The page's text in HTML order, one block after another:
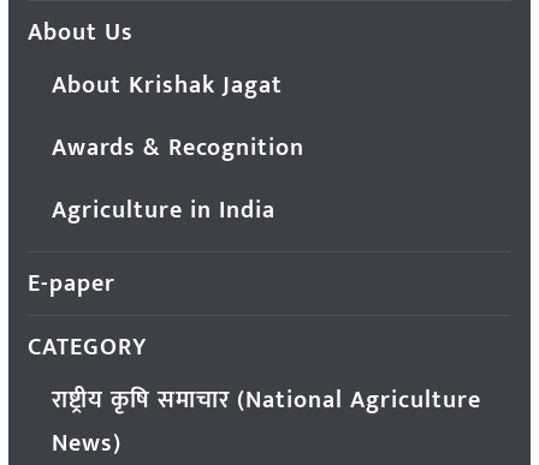
About Us
About Krishak Jagat
Awards & Recognition
Agriculture in India
E-paper
CATEGORY
राष्ट्रीय कृषि समाचार (National Agriculture
News)